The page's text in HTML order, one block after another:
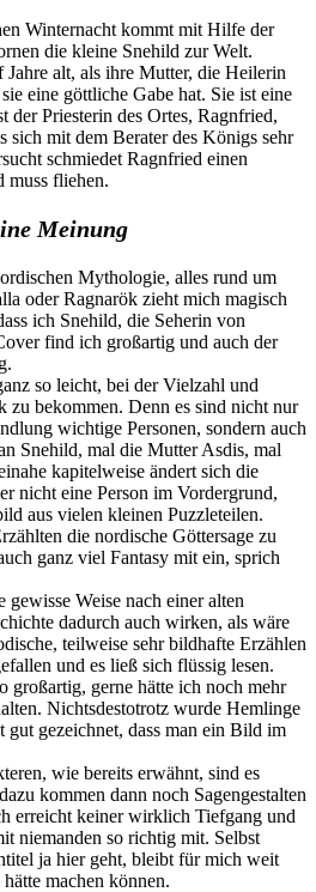
Winternacht kommt mit Hilfe der
die kleine Snehild zur Welt.
alt, als ihre Mutter, die Heilerin
eine göttliche Gabe hat. Sie ist eine
der Priesterin des Ortes, Ragnfried,
sich mit dem Berater des Königs sehr
schmiedet Ragnfried einen
muss fliehen.
Meinung
Mythologie, alles rund um
oder Ragnarök zieht mich magisch
ich Snehild, die Seherin von
find ich großartig und auch der
so leicht, bei der Vielzahl und
zu bekommen. Denn es sind nicht nur
wichtige Personen, sondern auch
Snehild, mal die Mutter Asdis, mal
kapitelweise ändert sich die
nicht eine Person im Vordergrund,
aus vielen kleinen Puzzleteilen.
die nordische Göttersage zu
ganz viel Fantasy mit ein, sprich
Weise nach einer alten
dadurch auch wirken, als wäre
teilweise sehr bildhafte Erzählen
und es ließ sich flüssig lesen.
großartig, gerne hätte ich noch mehr
Nichtsdestotrotz wurde Hemlinge
gut gezeichnet, dass man ein Bild im
wie bereits erwähnt, sind es
kommen dann noch Sagengestalten
erreicht keiner wirklich Tiefgang und
niemanden so richtig mit. Selbst
ja hier geht, bleibt für mich weit
machen können.